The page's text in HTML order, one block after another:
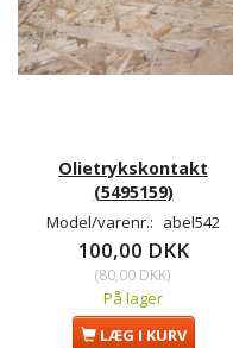
Olietrykskontakt
(5495159)
Model/varenr.: abel542
100,00 DKK
(80,00 DKK)
På lager
LÆG I KURV